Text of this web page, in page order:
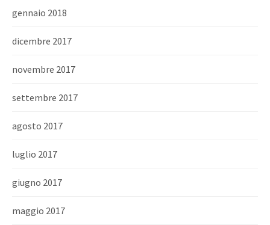
gennaio 2018
dicembre 2017
novembre 2017
settembre 2017
agosto 2017
luglio 2017
giugno 2017
maggio 2017